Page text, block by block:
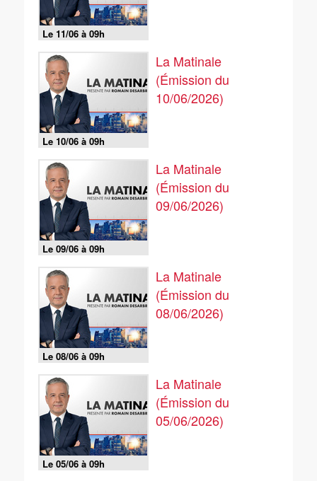
Le 11/06 à 09h
Le 10/06 à 09h
La Matinale
(Émission du
10/06/2026)
Le 09/06 à 09h
La Matinale
(Émission du
09/06/2026)
Le 08/06 à 09h
La Matinale
(Émission du
08/06/2026)
Le 05/06 à 09h
La Matinale
(Émission du
05/06/2026)